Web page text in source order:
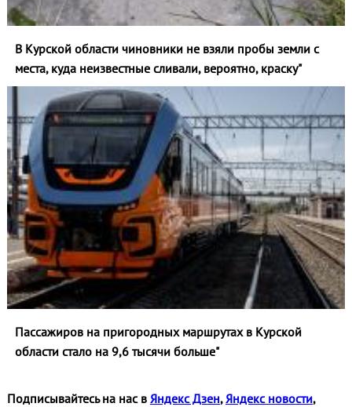
В Курской области чиновники не взяли пробы земли с
места, куда неизвестные сливали, вероятно, краску"
Пассажиров на пригородных маршрутах в Курской
области стало на 9,6 тысячи больше"
Подписывайтесь на нас в Яндекс Дзен, Яндекс новости,